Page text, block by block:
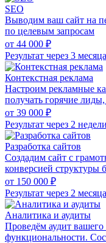
SEO
Выводим ваш сайт на
по целевым запросам
от 44 000 ₽
Результат через 3 месяца
Контекстная реклама
Настроим рекламные
получать горячие
от 39 000 ₽
Результат через 2 недели
Разработка сайтов
Создадим сайт с
конверсией структуры
от 150 000 ₽
Результат через 2 месяца
Аналитика и аудиты
Проведём аудит вашего
функциональности.